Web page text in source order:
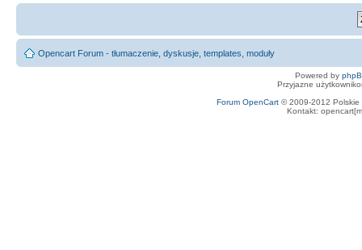
Opencart Forum - tłumaczenie, dyskusje, templates, moduły
Powered by
Przyjazne
Forum OpenCart© 2009-2012 Polskie
Kontakt: